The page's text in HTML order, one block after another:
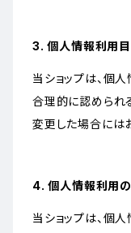
3. 個人情報利用
当ショップは、個
合理的に認められ
変更した場合には
4. 個人情報利用
当ショップは、個